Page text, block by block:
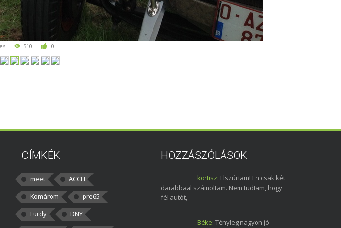
510 0
CÍMKÉK
meet
ACCH
Komárom
pre65
Lurdy
DNY
HOZZÁSZÓLÁSOK
kortisz: Elszúrtam! Én csak két
darabbaal számoltam. Nem tudtam, hogy
fél autót,
Béke: Tényleg nagyon jó